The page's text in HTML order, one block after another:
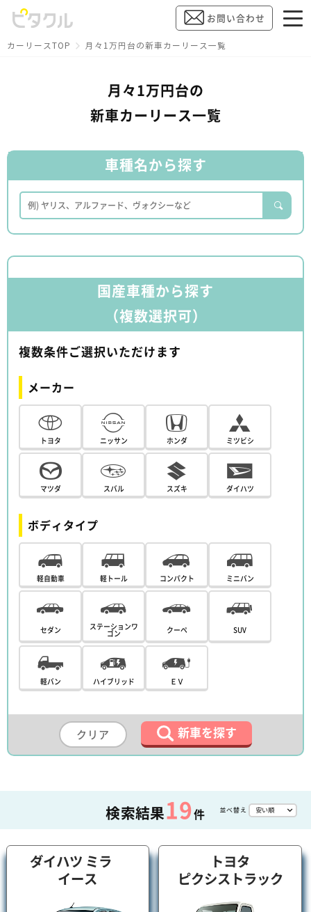
お問い合わせ
カーリースTOP 月々1万円台の新車カーリース一覧
月々1万円台の
新車カーリース一覧
車種名から探す
国産車種から探す
（複数選択可）
複数条件ご選択いただけます
メーカー
トヨタ ニッサン ホンダ ミツビシ
マツダ スバル スズキ ダイハツ
ボディタイプ
軽自動車 軽トール コンパクト ミニバン
セダン
ステーションワ
ゴン
クーペ SUV
軽バン ハイブリッド ＥＶ
クリア 新車を探す
検索結果 19件 並べ替え
ダイハツ ミラ
イース
トヨタ
ピクシストラック